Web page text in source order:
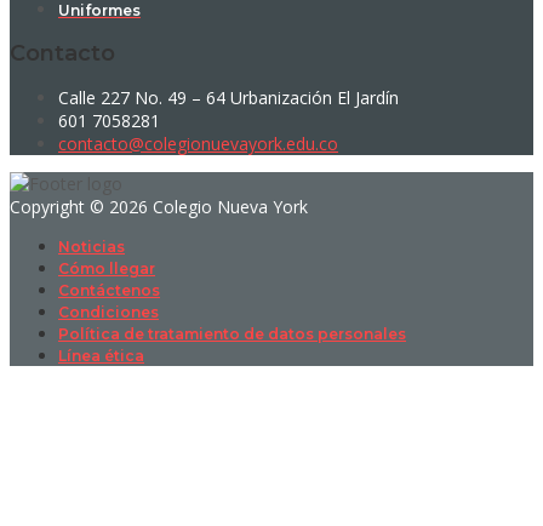
Uniformes
Contacto
Calle 227 No. 49 – 64 Urbanización El Jardín
601 7058281
contacto@colegionuevayork.edu.co
Copyright © 2026 Colegio Nueva York
Noticias
Cómo llegar
Contáctenos
Condiciones
Política de tratamiento de datos personales
Línea ética